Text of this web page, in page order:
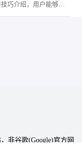
巧介绍，用户能够学
非谷歌(Google)官方网